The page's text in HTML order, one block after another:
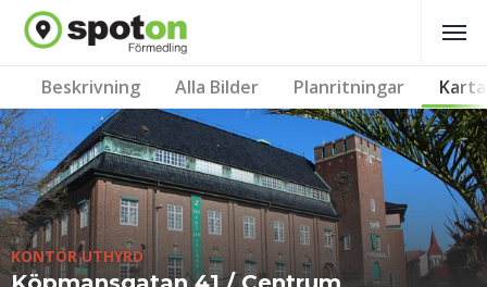
Beskrivning Alla Bilder Planritningar Karta
KONTOR UTHYRD